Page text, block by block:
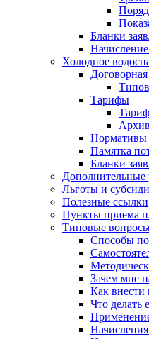
Бланки
Холодное
Договорная
Тарифы
Архив
Нормативы
Памятка
Бланки
Дополнительные
Льготы и
Полезные ссылки
Пункты приема
Типовые
Способы
Зачем мне
Как внести
Что делать